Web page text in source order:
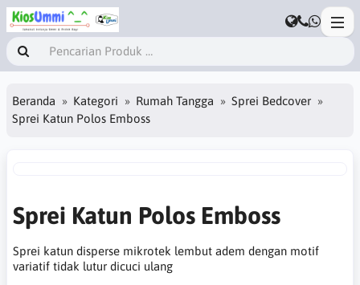
Beranda Kategori Rumah Tangga
Sprei Bedcover
Sprei Katun Polos Emboss
Sprei Katun Polos Emboss
Sprei katun disperse mikrotek lembut adem dengan motif
variatif tidak lutur dicuci ulang